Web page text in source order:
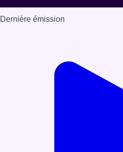
Dernière émission